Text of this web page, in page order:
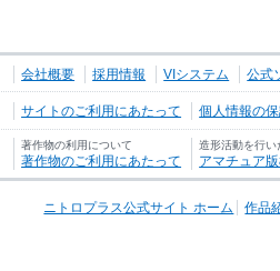
会社概要 採用情報 VIシステム 公式
サイトのご利用にあたって 個人情報の
著作物の利用について
著作物のご利用にあたって
造形活動を行い
アマチュア
ニトロプラス公式サイト ホーム 作品